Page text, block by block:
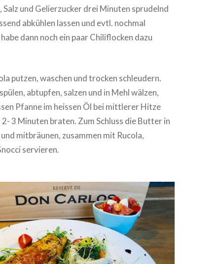
und Gelierzucker drei Minuten sprudelnd
abkühlen lassen und evtl. nochmal
dann noch ein paar Chiliflocken dazu
putzen, waschen und trocken schleudern.
abtupfen, salzen und in Mehl wälzen,
Pfanne im heissen Öl bei mittlerer Hitze
3 Minuten braten. Zum Schluss die Butter in
mitbräunen, zusammen mit Rucola,
servieren.